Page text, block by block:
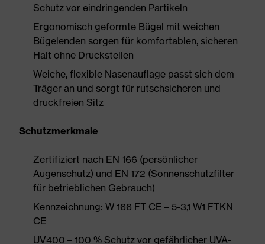
Schutz vor eindringenden Partikeln
Ergonomisch geformte Bügel mit weichen
Bügelenden sorgen für komfortablen, sicheren
Halt ohne Druckstellen
Weiche, flexible Nasenauflage passt sich dem
Träger an und sorgt für rutschsicheren und
druckfreien Sitz
Schutzmerkmale
Zertifiziert nach EN 166 (persönlicher
Augenschutz) und EN 172 (Sonnenschutzfilter
für betrieblichen Gebrauch)
Kennzeichnung: W 166 FT CE – 5-3,1 W1 FTKN
CE
UV400 – 100 % Schutz vor gefährlicher UVA-